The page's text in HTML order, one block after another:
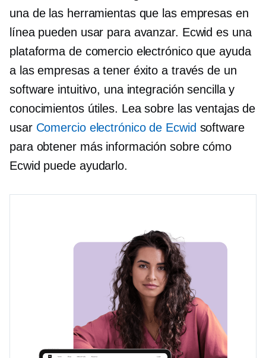
una de las herramientas que las empresas en
línea pueden usar para avanzar. Ecwid es una
plataforma de comercio electrónico que ayuda
a las empresas a tener éxito a través de un
software intuitivo, una integración sencilla y
conocimientos útiles. Lea sobre las ventajas de
usar Comercio electrónico de Ecwid software
para obtener más información sobre cómo
Ecwid puede ayudarlo.